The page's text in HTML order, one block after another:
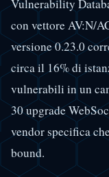
Vulnerability
con vettore AV:N/
versione 0.23.0
circa il 16% di
vulnerabili in un
30 upgrade
vendor specifica
bound.